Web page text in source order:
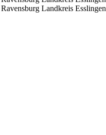
Landkreis Esslingen